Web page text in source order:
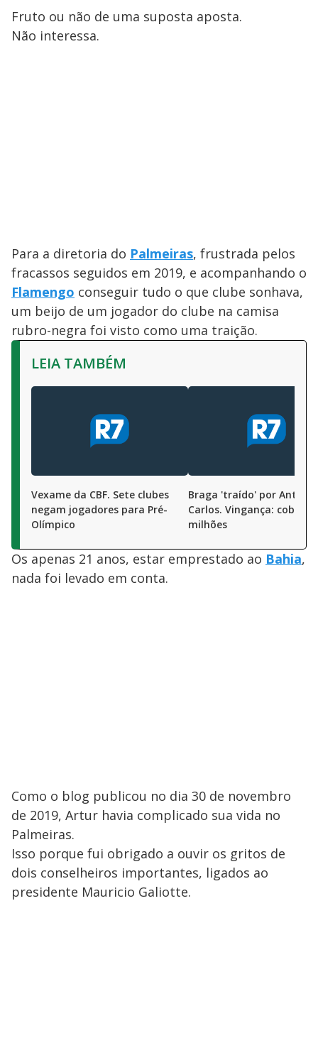
Fruto ou não de uma suposta aposta.
Não interessa.
Para a diretoria do Palmeiras, frustrada pelos
fracassos seguidos em 2019, e acompanhando o
Flamengo conseguir tudo o que clube sonhava,
um beijo de um jogador do clube na camisa
rubro-negra foi visto como uma traição.
LEIA TAMBÉM
Vexame da CBF. Sete clubes
negam jogadores para Pré-
Olímpico
Braga 'traído' por Antônio
Carlos. Vingança: cobrar
milhões
Os apenas 21 anos, estar emprestado ao Bahia,
nada foi levado em conta.
Como o blog publicou no dia 30 de novembro
de 2019, Artur havia complicado sua vida no
Palmeiras.
Isso porque fui obrigado a ouvir os gritos de
dois conselheiros importantes, ligados ao
presidente Mauricio Galiotte.